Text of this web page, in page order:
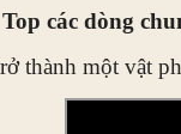
Top các dòng
thành một vật